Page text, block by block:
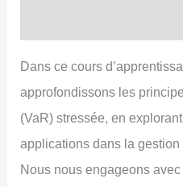
Dans ce cours
approfondissons les
(VaR) stressée, en
applications dans la
Nous nous engageons